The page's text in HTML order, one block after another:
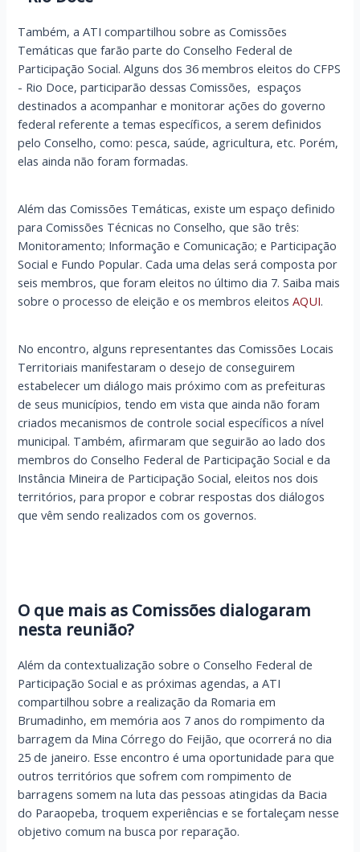
Também, a ATI compartilhou sobre as Comissões
Temáticas que farão parte do Conselho Federal de
Participação Social. Alguns dos 36 membros eleitos do CFPS
- Rio Doce, participarão dessas Comissões, espaços
destinados a acompanhar e monitorar ações do governo
federal referente a temas específicos, a serem definidos
pelo Conselho, como: pesca, saúde, agricultura, etc. Porém,
elas ainda não foram formadas.
Além das Comissões Temáticas, existe um espaço definido
para Comissões Técnicas no Conselho, que são três:
Monitoramento; Informação e Comunicação; e Participação
Social e Fundo Popular. Cada uma delas será composta por
seis membros, que foram eleitos no último dia 7. Saiba mais
sobre o processo de eleição e os membros eleitosAQUI.
No encontro, alguns representantes das Comissões Locais
Territoriais manifestaram o desejo de conseguirem
estabelecer um diálogo mais próximo com as prefeituras
de seus municípios, tendo em vista que ainda não foram
criados mecanismos de controle social específicos a nível
municipal. Também, afirmaram que seguirão ao lado dos
membros do Conselho Federal de Participação Social e da
Instância Mineira de Participação Social, eleitos nos dois
territórios, para propor e cobrar respostas dos diálogos
que vêm sendo realizados com os governos.
O que mais as Comissões dialogaram
nesta reunião?
Além da contextualização sobre o Conselho Federal de
Participação Social e as próximas agendas, a ATI
compartilhou sobre a realização da Romaria em
Brumadinho, em memória aos 7 anos do rompimento da
barragem da Mina Córrego do Feijão, que ocorrerá no dia
25 de janeiro. Esse encontro é uma oportunidade para que
outros territórios que sofrem com rompimento de
barragens somem na luta das pessoas atingidas da Bacia
do Paraopeba, troquem experiências e se fortaleçam nesse
objetivo comum na busca por reparação.